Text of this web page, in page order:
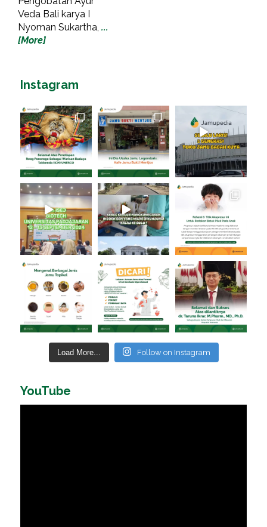
Veda Bali karya I
Nyoman Sukartha, ...
[More]
Instagram
Load More... Follow on Instagram
YouTube